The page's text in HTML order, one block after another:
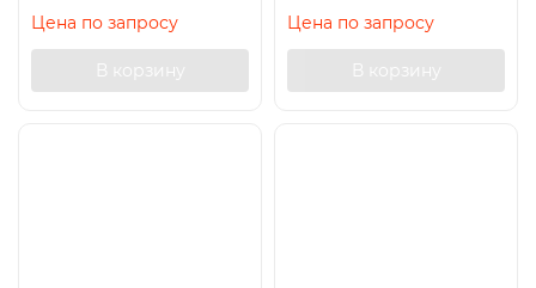
Цена по запросу
В корзину
Цена по запросу
В корзину